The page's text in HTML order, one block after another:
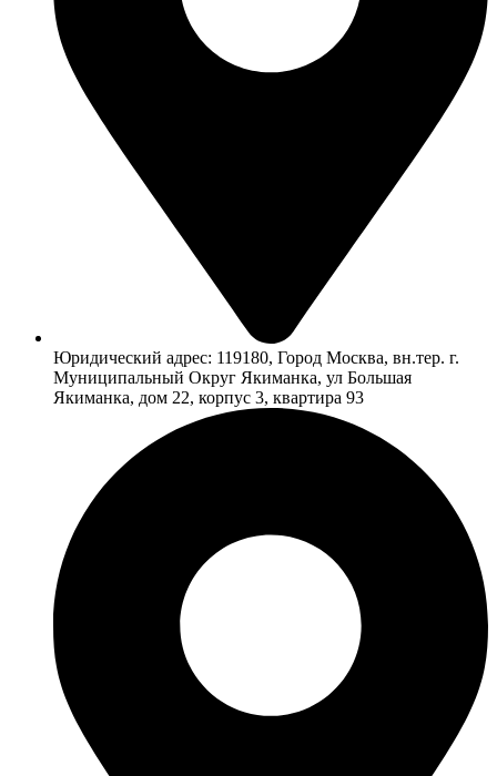
Юридический адрес: 119180, Город Москва, вн.тер. г.
Муниципальный Округ Якиманка, ул Большая
Якиманка, дом 22, корпус 3, квартира 93